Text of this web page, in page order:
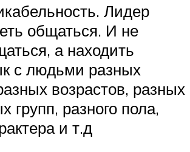
Лидер
общаться. И не
а находить
с людьми разных
возрастов, разных
групп, разного пола,
и т.д